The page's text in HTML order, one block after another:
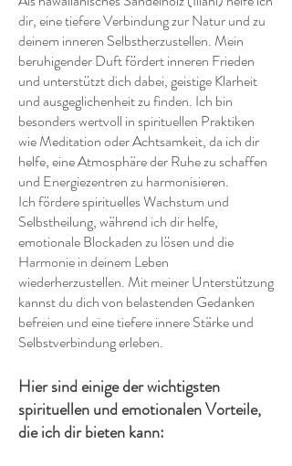
dir, eine tiefere Verbindung zur Natur und zu
deinem inneren Selbstherzustellen. Mein
beruhigender Duft fördert inneren Frieden
und unterstützt dich dabei, geistige Klarheit
und ausgeglichenheit zu finden. Ich bin
besonders wertvoll in spirituellen Praktiken
wie Meditation oder Achtsamkeit, da ich dir
helfe, eine Atmosphäre der Ruhe zu schaffen
und Energiezentren zu harmonisieren.
Ich fördere spirituelles Wachstum und
Selbstheilung, während ich dir helfe,
emotionale Blockaden zu lösen und die
Harmonie in deinem Leben
wiederherzustellen. Mit meiner Unterstützung
kannst du dich von belastenden Gedanken
befreien und eine tiefere innere Stärke und
Selbstverbindung erleben.
Hier sind einige der wichtigsten
spirituellen und emotionalen Vorteile,
die ich dir bieten kann: